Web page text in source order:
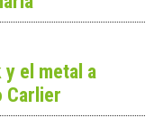
el metal a
Carlier